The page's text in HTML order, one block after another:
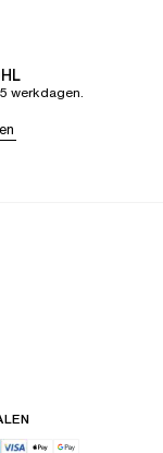
werkdagen.